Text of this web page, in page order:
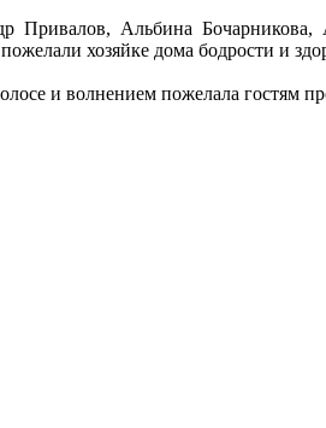
Альбина
хозяйке дома бодрости и
и волнением пожелала гостям